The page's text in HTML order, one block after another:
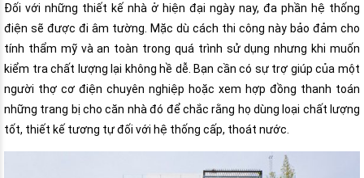
Đối với những thiết kế nhà ở hiện đại ngày nay, đa phần hệ thống
điện sẽ được đi âm tường. Mặc dù cách thi công này bảo đảm cho
tính thẩm mỹ và an toàn trong quá trình sử dụng nhưng khi muốn
kiểm tra chất lượng lại không hề dễ. Bạn cần có sự trợ giúp của một
người thợ cơ điện chuyên nghiệp hoặc xem hợp đồng thanh toán
những trang bị cho căn nhà đó để chắc rằng họ dùng loại chất lượng
tốt, thiết kế tương tự đối với hệ thống cấp, thoát nước.